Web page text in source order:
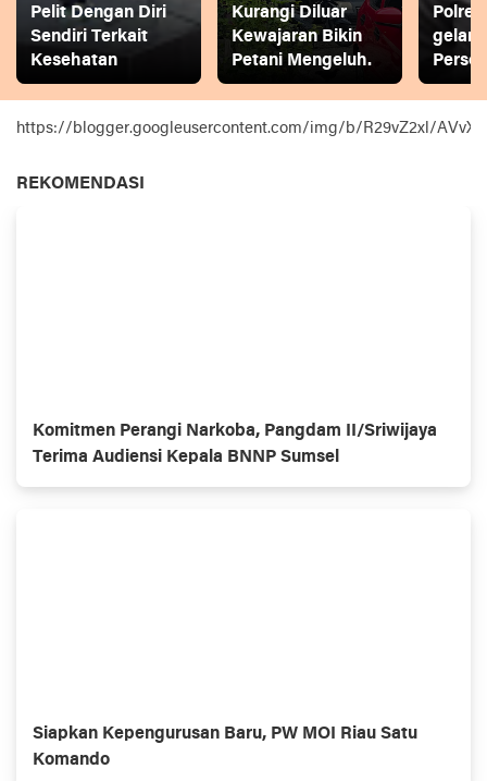
Pelit Dengan Diri
Sendiri Terkait
Kesehatan
Kurangi Diluar
Kewajaran Bikin
Petani Mengeluh.
gelar
https://blogger.googleusercontent.com/img/b/R29vZ2xl/
REKOMENDASI
Komitmen Perangi Narkoba, Pangdam II/Sriwijaya
Terima Audiensi Kepala BNNP Sumsel
Siapkan Kepengurusan Baru, PW MOI Riau Satu
Komando